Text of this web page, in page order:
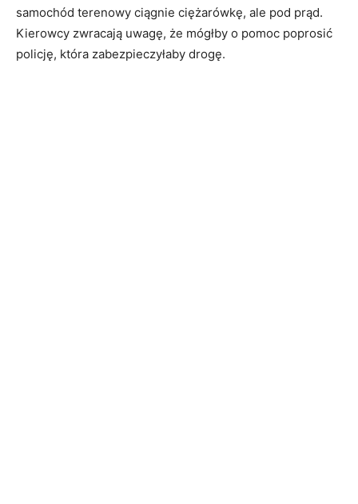
samochód terenowy ciągnie ciężarówkę, ale pod prąd.
Kierowcy zwracają uwagę, że mógłby o pomoc poprosić
policję, która zabezpieczyłaby drogę.